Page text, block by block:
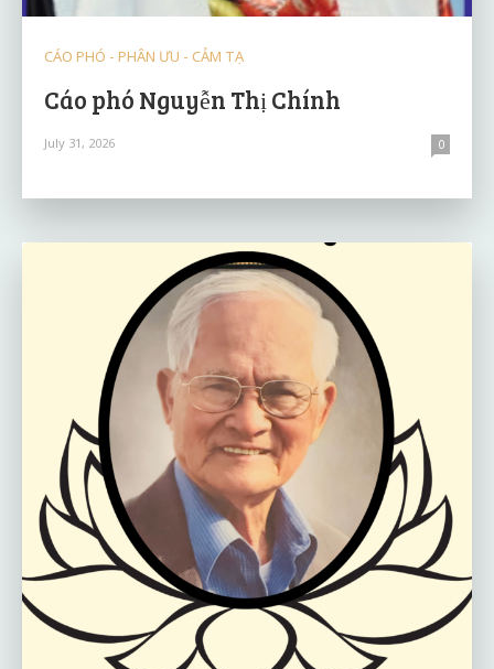
CÁO PHÓ - PHÂN ƯU - CẢM TẠ
Cáo phó Nguyễn Thị Chính
July 31, 2026 0